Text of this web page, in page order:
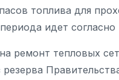
топлива для
идет согласно
ремонт тепловых
резерва